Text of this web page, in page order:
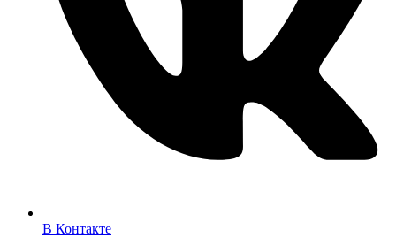
В Контакте